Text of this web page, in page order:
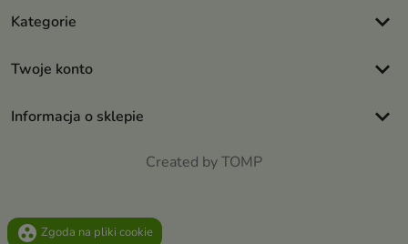
Kategorie keyboard_arrow_down
Twoje konto keyboard_arrow_down
Informacja o sklepie keyboard_arrow_down
Created by TOMP
group_work Zgoda na pliki cookie